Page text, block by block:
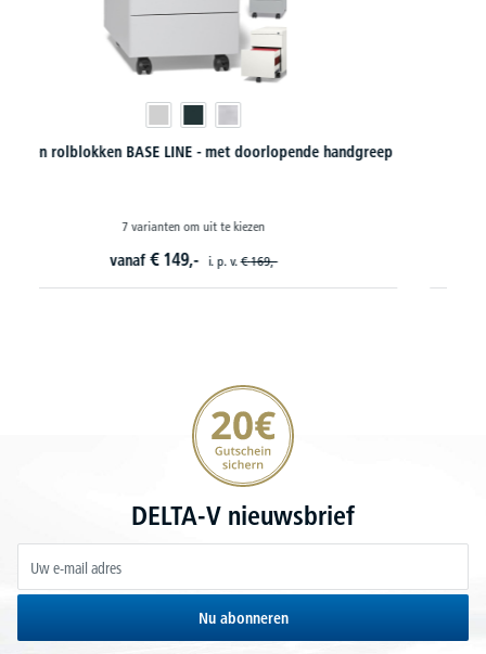
Dossier- / Hangmappenkasen hout PROFI MODUL
12 varianten om uit te kiezen
vanaf€ 449,
20€ korting verzekeren
DELTA-V nieuwsbrief
Nu abonneren